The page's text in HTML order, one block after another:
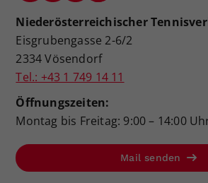
Niederösterreichischer
Eisgrubengasse 2-6/2
2334 Vösendorf
Tel.: +43 1 749 14 11
Öffnungszeiten:
Montag bis Freitag: 9:00 – 14:00
Mail senden